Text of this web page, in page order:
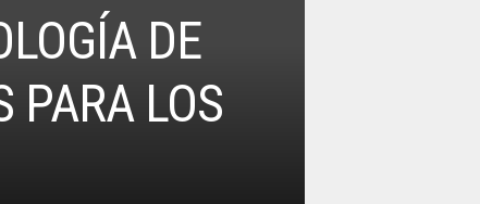
DE
PARA LOS